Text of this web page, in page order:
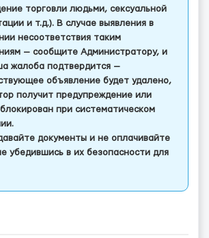
торговли людьми, сексуальной
и т.д.). В случае выявления в
несоответствия таким
— сообщите Администратору, и
жалоба подтвердится —
объявление будет удалено,
получит предупреждение или
при систематическом
документы и не оплачивайте
убедившись в их безопасности для